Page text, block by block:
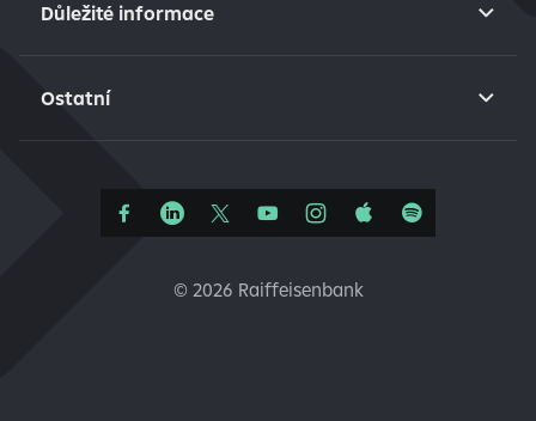
Důležité informace
Ostatní
© 2026 Raiffeisenbank